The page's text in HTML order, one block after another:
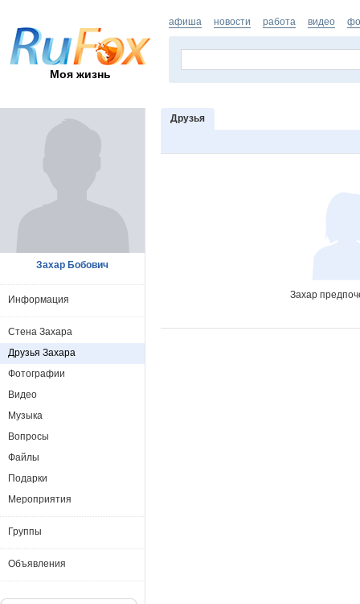
Моя жизнь
афиша новости работа видео
Друзья
Захар
Захар Бобович
Информация
Стена Захара
Друзья Захара
Фотографии
Видео
Музыка
Вопросы
Файлы
Подарки
Мероприятия
Группы
Объявления